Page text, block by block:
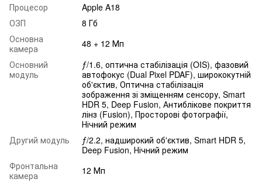
Процесор
Apple A18
ОЗП
8 Гб
Основна
камера
48 + 12 Мп
Основний
модуль
ƒ/1.6, оптична стабілізація (OIS), фазовий
автофокус (Dual Pixel PDAF), ширококутній
об'єктив, Оптична стабілізація
зображення зі зміщенням сенсору, Smart
HDR 5, Deep Fusion, Антиблікове покриття
лінз (Fusion), Просторові фотографії,
Нічний режим
Другий модуль
ƒ/2.2, надширокий об'єктив, Smart HDR 5,
Deep Fusion, Нічний режим
Фронтальна
камера
12 Мп